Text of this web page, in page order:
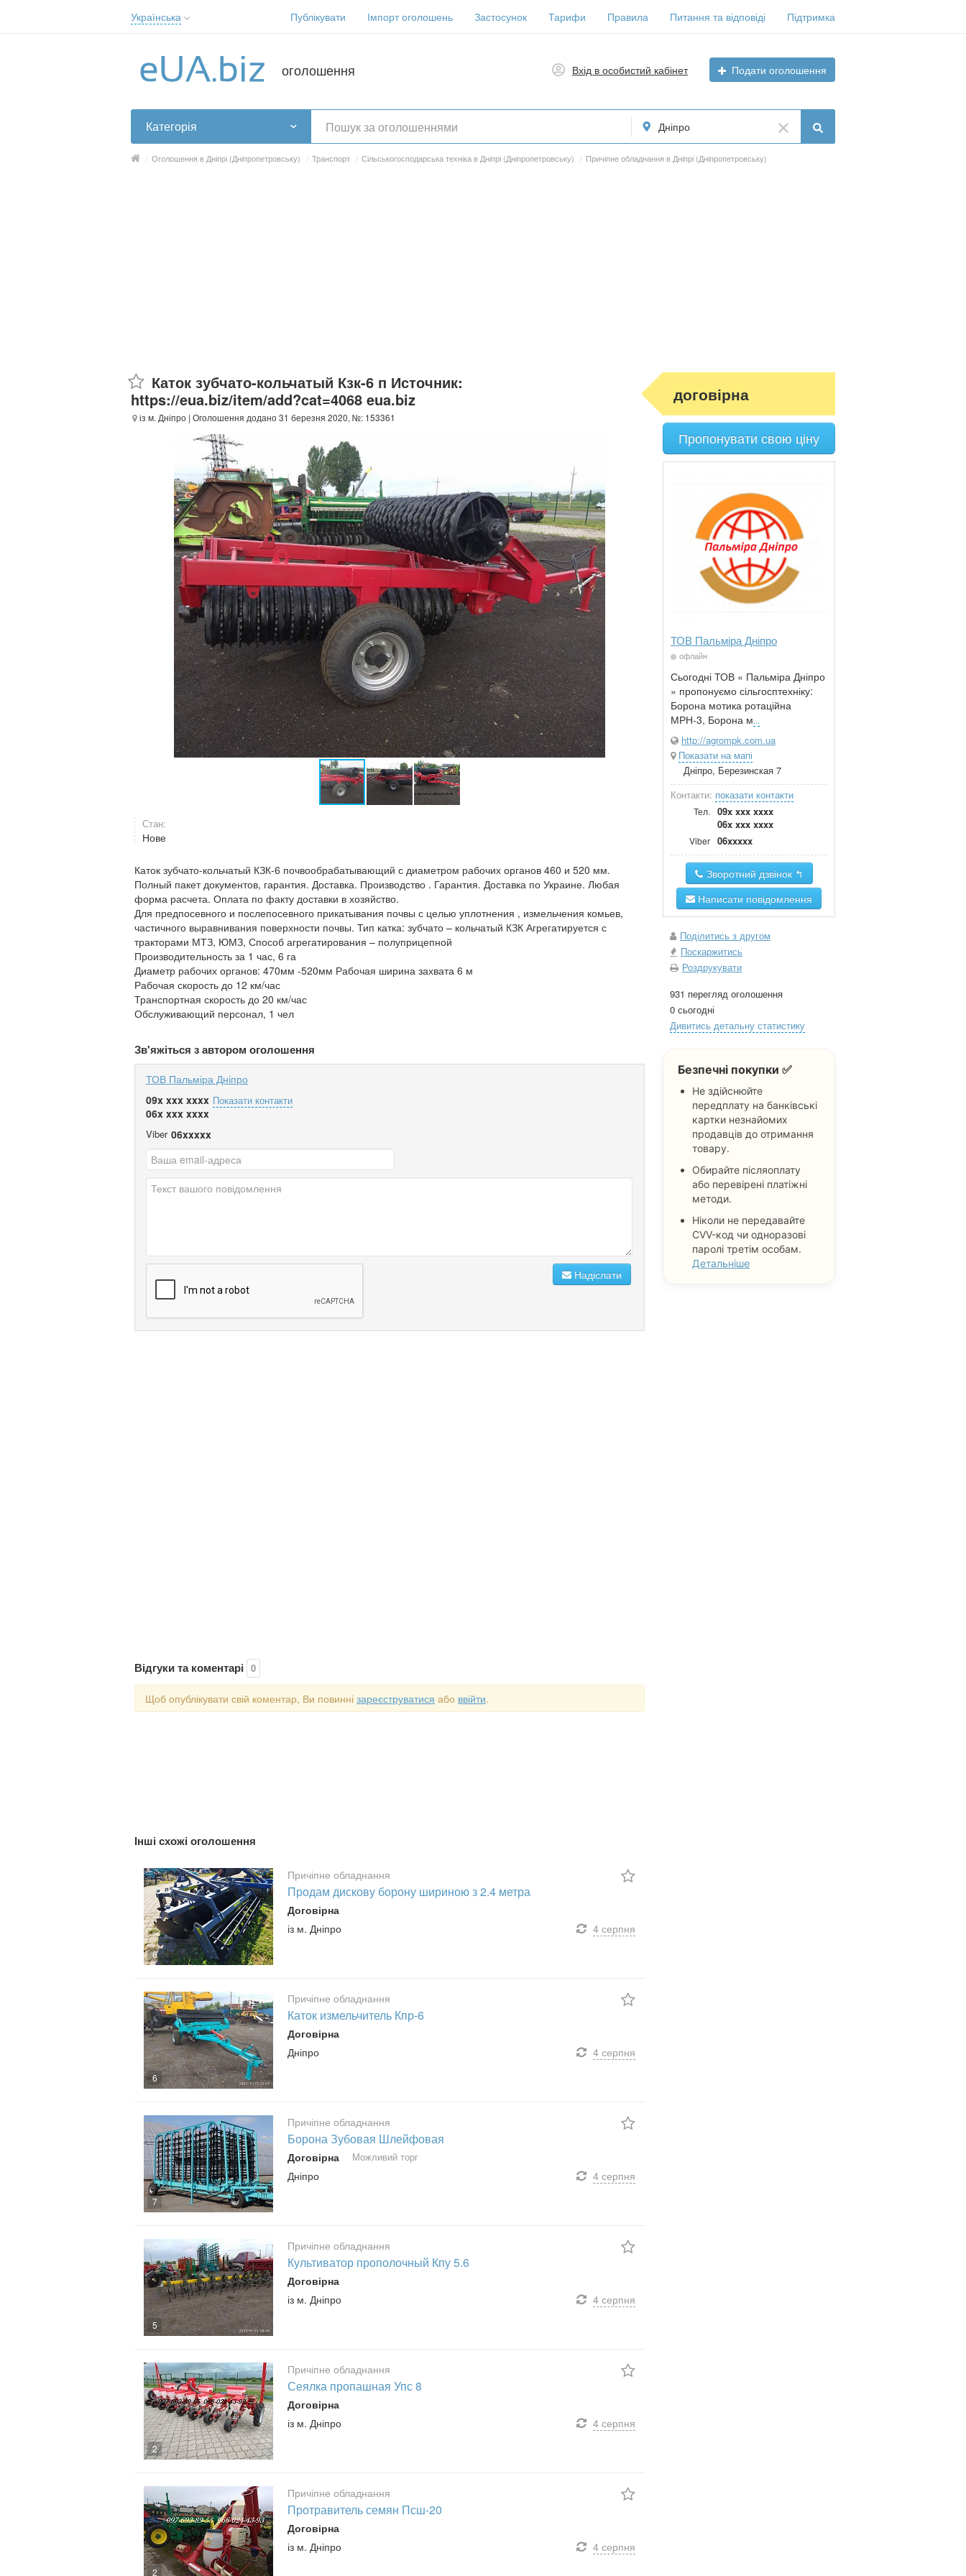
Українська
Українська
Публікувати Імпорт оголошень Застосунок Тарифи Правила Питання та відповіді Підтримка
оголошення Вхід в особистий кабінет Подати оголошення
Категорія Дніпро
/ Оголошення в Дніпрі (Дніпропетровську) / Транспорт / Сільськогосподарська техніка в Дніпрі (Дніпропетровську) / Причіпне обладнання в Дніпрі (Дніпропетровську)
Каток зубчато-кольчатый Кзк-6 п Источник:
https://eua.biz/item/add?cat=4068 eua.biz
із м. Дніпро | Оголошення додано 31 березня 2020, №: 153361
Стан:
Нове
Каток зубчато-кольчатый КЗК-6 почвообрабатывающий с диаметром рабочих органов 460 и 520 мм.
Полный пакет документов, гарантия. Доставка. Производство . Гарантия. Доставка по Украине. Любая
форма расчета. Оплата по факту доставки в хозяйство.
Для предпосевного и послепосевного прикатывания почвы с целью уплотнения , измельчения комьев,
частичного выравнивания поверхности почвы. Тип катка: зубчато – кольчатый КЗК Агрегатируется с
тракторами МТЗ, ЮМЗ, Способ агрегатирования – полуприцепной
Производительность за 1 час, 6 га
Диаметр рабочих органов: 470мм -520мм Рабочая ширина захвата 6 м
Рабочая скорость до 12 км/час
Транспортная скорость до 20 км/час
Обслуживающий персонал, 1 чел
Зв'яжіться з автором оголошення
ТОВ Пальміра Дніпро
09x xxx xxxx Показати контакти
06x xxx xxxx
Viber 06xxxxx
Надіслати
Відгуки та коментарі 0
Щоб опублікувати свій коментар, Ви повинні зареєструватися або ввійти.
Інші схожі оголошення
6
Причіпне обладнання
Продам дискову борону шириною з 2.4 метра
Договірна
із м. Дніпро
4 серпня
6
Причіпне обладнання
Каток измельчитель Кпр-6
Договірна
Дніпро
4 серпня
7
Причіпне обладнання
Борона Зубовая Шлейфовая
Договірна Можливий торг
Дніпро 4 серпня
5
Причіпне обладнання
Культиватор прополочный Кпу 5.6
Договірна
із м. Дніпро
4 серпня
2
Причіпне обладнання
Сеялка пропашная Упс 8
Договірна
із м. Дніпро
4 серпня
2
Причіпне обладнання
Протравитель семян Псш-20
Договірна
із м. Дніпро
4 серпня
договірна
Пропонувати свою ціну
ТОВ Пальміра Дніпро
офлайн
Сьогодні ТОВ « Пальміра Дніпро
» пропонуємо сільгосптехніку:
Борона мотика ротаційна
МРН-3, Борона м...
http://agrompk.com.ua
Показати на мапі
Дніпро, Березинская 7
Контакти: показати контакти
Тел.
09x xxx xxxx
06x xxx xxxx
Viber 06xxxxx
Зворотний дзвінок ↰
Написати повідомлення
Поділитись з другом
Поскаржитись
Роздрукувати
931 перегляд оголошення
0 сьогодні
Дивитись детальну статистику
Безпечні покупки ✅
Не здійснюйте
передплату на банківські
картки незнайомих
продавців до отримання
товару.
Обирайте післяоплату
або перевірені платіжні
методи.
Ніколи не передавайте
CVV-код чи одноразові
паролі третім особам.
Детальніше